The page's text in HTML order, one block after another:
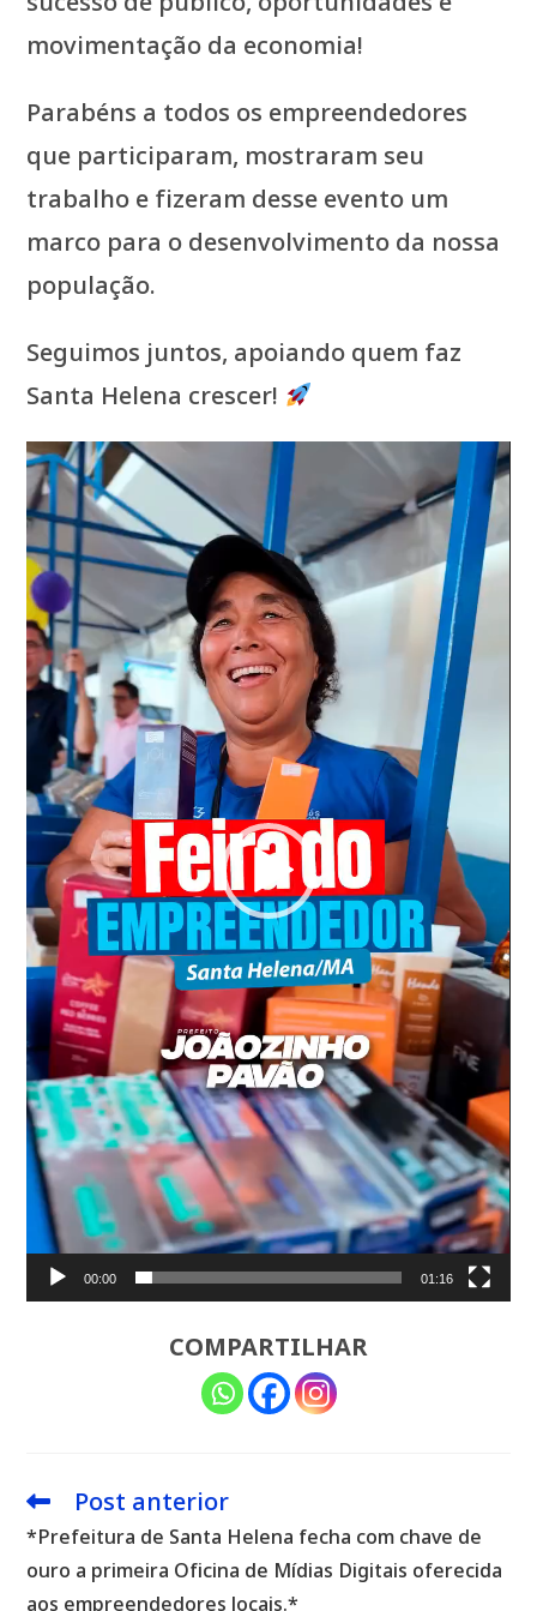
movimentação da economia!
Parabéns a todos os empreendedores
que participaram, mostraram seu
trabalho e fizeram desse evento um
marco para o desenvolvimento da nossa
população.
Seguimos juntos, apoiando quem faz
Santa Helena crescer!
Tocador
de
vídeo
00:00 01:16
COMPARTILHAR
Leia
artigos
Post anterior
*Prefeitura de Santa Helena fecha com chave de
ouro a primeira Oficina de Mídias Digitais oferecida
aos empreendedores locais.*